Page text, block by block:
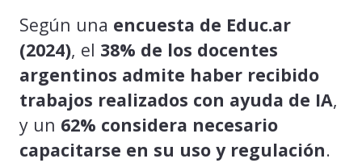
Según una encuesta de Educ.ar
(2024), el 38% de los docentes
argentinos admite haber recibido
trabajos realizados con ayuda de IA,
y un 62% considera necesario
capacitarse en su uso y regulación.